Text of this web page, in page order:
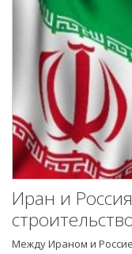
Иран и
Между Ираном и